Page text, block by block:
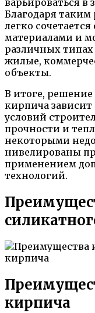
Благодаря
легко
материалами и
различных
жилые,
объекты.
В итоге,
кирпича
условий
прочности и
некоторыми
нивелированы
применением
технологий.
кирпича